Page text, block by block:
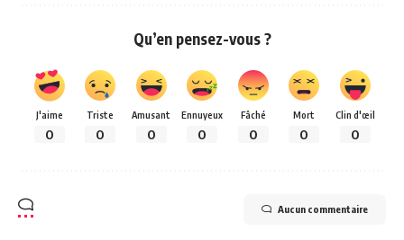
Qu’en pensez-vous ?
J'aime
0
Triste
0
Amusant
0
Ennuyeux
0
Fâché
0
Mort
0
Clin d'œil
0
Aucun commentaire